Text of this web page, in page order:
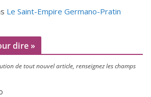
Le Saint-Empire Germano-Pratin
dire »
de tout nou­vel article, ren­sei­gnez les champs